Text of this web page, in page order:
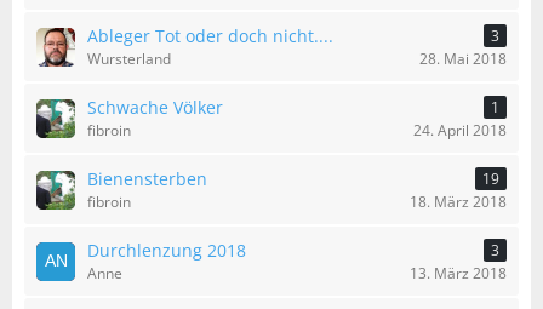
Ableger Tot oder doch nicht....
3
Wursterland
28. Mai 2018
Schwache Völker
1
fibroin
24. April 2018
Bienensterben
19
fibroin
18. März 2018
Durchlenzung 2018
3
Anne
13. März 2018